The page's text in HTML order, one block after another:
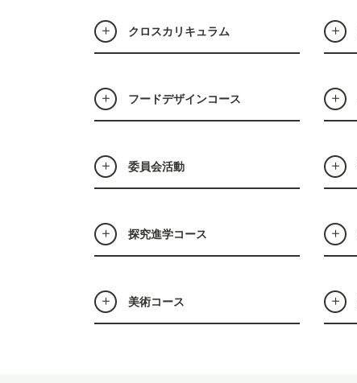
クロスカリキュラム
フードデザインコース
委員会活動
探究進学コース
美術コース